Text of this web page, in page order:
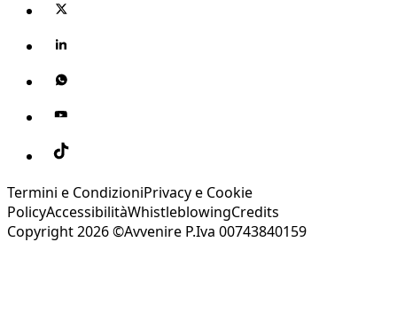
Termini e CondizioniPrivacy e Cookie
PolicyAccessibilitàWhistleblowingCredits
Copyright 2026 ©Avvenire P.Iva 00743840159